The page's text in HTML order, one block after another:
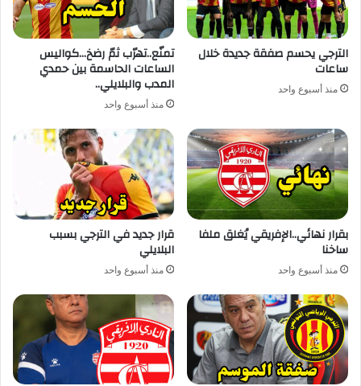
الترجي يحسم صفقة جديدة خلال
ساعات
منذ أسبوع واحد
تمنّع..تهرّب ثمّ رضخ…كواليس
الساعات الحاسمة بين حمدي
المدب والبلايلي..
منذ أسبوع واحد
بقرار نهائي..الإفريقي يُغلق ملفا
ساخنا
منذ أسبوع واحد
قرار جديد في الترجي بسبب
البلايلي
منذ أسبوع واحد